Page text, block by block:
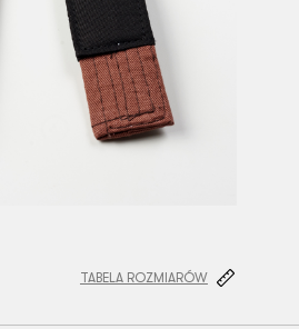
TABELA ROZMIARÓW